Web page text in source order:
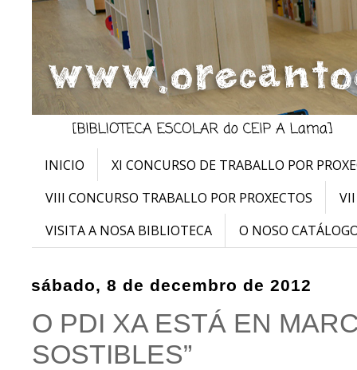
INICIO
XI CONCURSO DE TRABALLO POR
VIII CONCURSO TRABALLO POR PROXECTOS
VISITA A NOSA BIBLIOTECA
O NOSO
sábado, 8 de decembro de 2012
O PDI XA ESTÁ EN
SOSTIBLES”